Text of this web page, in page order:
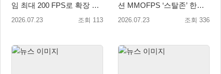
임 최대 200 FPS로 확장 적
용
2026.07.23 조회 113
션 MMOFPS ‘스탈존’ 한국
정식 출시
2026.07.23 조회 336